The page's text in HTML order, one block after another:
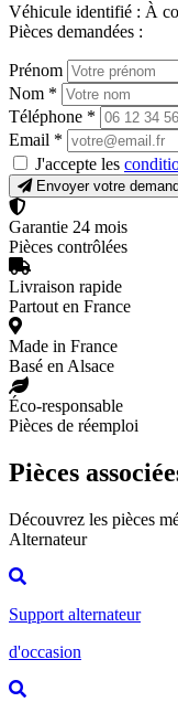
Véhicule identifié : À
Pièces demandées :
Prénom
Nom *
Téléphone *
Email *
J'accepte les
Envoyer votre
Garantie 24 mois
Pièces contrôlées
Livraison rapide
Partout en France
Made in France
Basé en Alsace
Éco-responsable
Pièces de réemploi
Pièces
Découvrez les pièces
Alternateur
Support alternateur
d'occasion